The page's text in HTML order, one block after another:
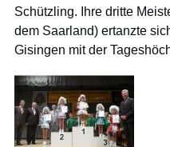
Schützling. Ihre dritte
dem Saarland) ertanzte
Gisingen mit der